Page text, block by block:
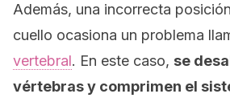
Además, una incorrecta
cuello ocasiona un problema
vertebral. En este caso, se
vértebras y comprimen el